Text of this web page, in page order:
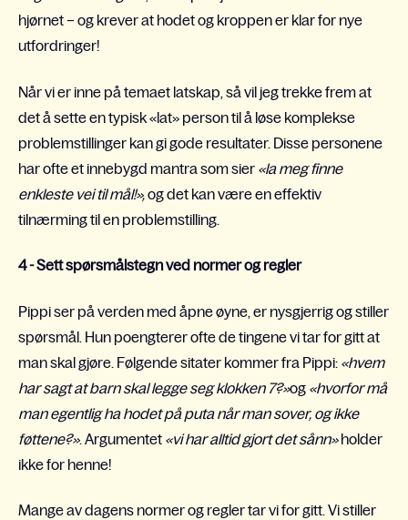
hjørnet – og krever at hodet og kroppen er klar for nye
utfordringer!
Når vi er inne på temaet latskap, så vil jeg trekke frem at
det å sette en typisk «lat» person til å løse komplekse
problemstillinger kan gi gode resultater. Disse personene
har ofte et innebygd mantra som sier «la meg finne
enkleste vei til mål!»,og det kan være en effektiv
tilnærming til en problemstilling.
4 - Sett spørsmålstegn ved normer og regler
Pippi ser på verden med åpne øyne, er nysgjerrig og stiller
spørsmål. Hun poengterer ofte de tingene vi tar for gitt at
man skal gjøre. Følgende sitater kommer fra Pippi: «hvem
har sagt at barn skal legge seg klokken 7?»og «hvorfor må
man egentlig ha hodet på puta når man sover, og ikke
føttene?». Argumentet «vi har alltid gjort det sånn»holder
ikke for henne!
Mange av dagens normer og regler tar vi for gitt. Vi stiller